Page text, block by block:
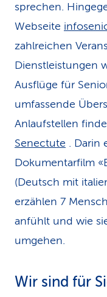
sprechen.
Webseite
zahlreichen
Dienstleistungen
Ausflüge für
umfassende
Anlaufstellen
Senectute . Darin
Dokumentarfilm
(Deutsch mit
erzählen 7
anfühlt und wie
umgehen.
Wir sind für